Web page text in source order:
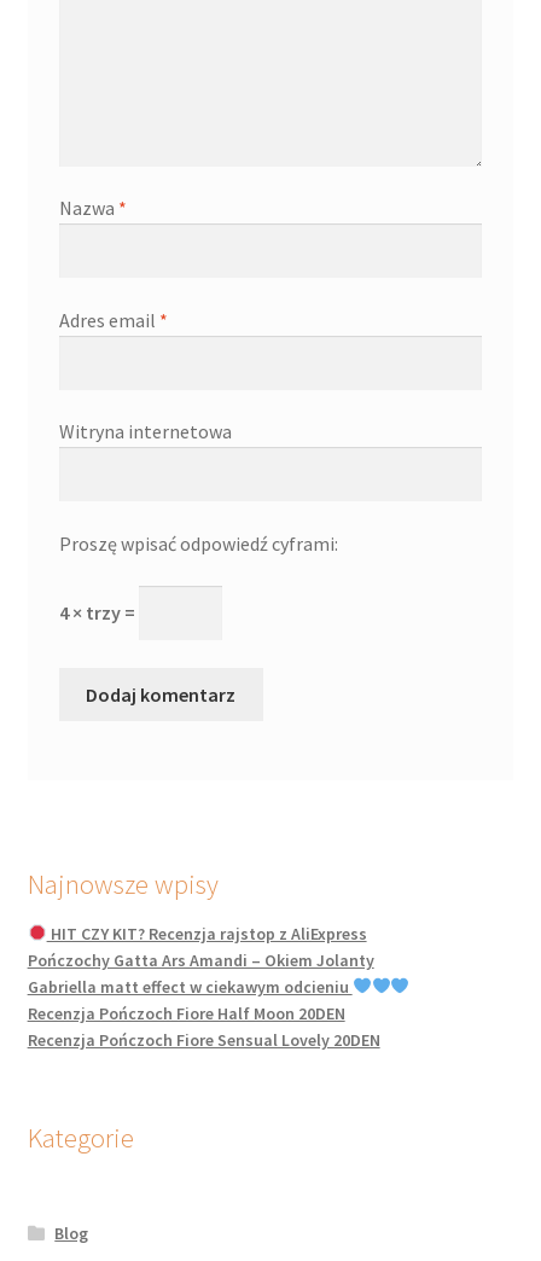
Nazwa *
Adres email *
Witryna internetowa
Proszę wpisać odpowiedź cyframi:
4 × trzy =
Najnowsze wpisy
HIT CZY KIT? Recenzja rajstop z AliExpress
Pończochy Gatta Ars Amandi – Okiem Jolanty
Gabriella matt effect w ciekawym odcieniu
Recenzja Pończoch Fiore Half Moon 20DEN
Recenzja Pończoch Fiore Sensual Lovely 20DEN
Kategorie
Blog